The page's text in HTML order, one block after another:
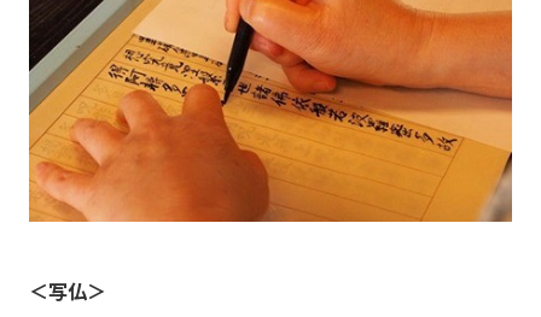
＜写仏＞